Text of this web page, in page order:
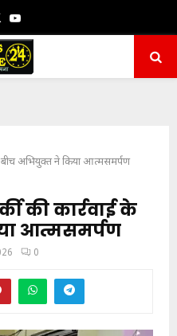
TwitterYoutube
अभियुक्त ने किया आत्मसमर्पण
की कार्रवाई के
आत्मसमर्पण
0